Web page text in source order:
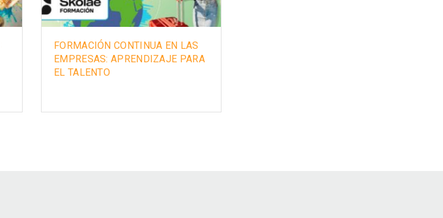
FORMACIÓN CONTINUA EN LAS
EMPRESAS: APRENDIZAJE PARA
EL TALENTO